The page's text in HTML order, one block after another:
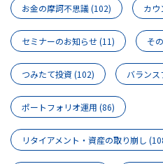
お金の摩訶不思議(102) カウ
セミナーのお知らせ(11) そ
つみたて投資(102) バランス
ポートフォリオ運用 (86)
リタイアメント・資産の取り崩し